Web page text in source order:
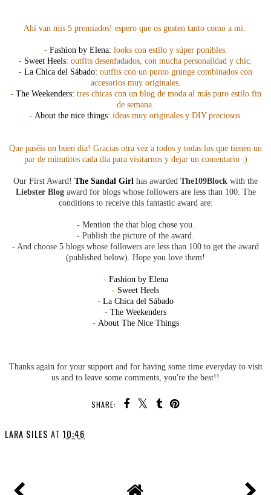
Ahí van mis 5 premiados! espero que os gusten tanto como a mi:
- Fashion by Elena: looks con estilo y súper ponibles.
- Sweet Heels: outfits desenfadados, con mucha personalidad y chic.
- La Chica del Sábado: outfits con un punto grunge combinados con
accesorios muy originales.
- The Weekenders: tres chicas con un blog de moda al más puro estilo fin
de semana.
- About the nice things: ideas muy originales y DIY preciosos.
Que paséis un buen día! Gracias otra vez a todos y todas los que tienen un
par de minutitos cada día para visitarnos y dejar un comentario :)
Our First Award! The Sandal Girl has awarded The109Block with the
Liebster Blogaward for blogs whose followers are less than 100. The
conditions to receive this fantastic award are:
- Mention the that blog chose you.
- Publish the picture of the award.
- And choose 5 blogs whose followers are less than 100 to get the award
(published below). Hope you love them!
- Fashion by Elena
- Sweet Heels
- La Chica del Sábado
- The Weekenders
- About The Nice Things
Thanks again for your support and for having some time everyday to visit
us and to leave some comments, you're the best!!
SHARE:
LARA SILES AT 10:46